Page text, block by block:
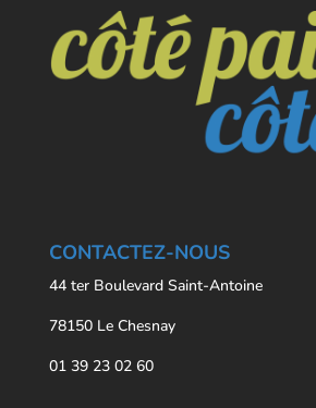
CONTACTEZ-NOUS
44 ter Boulevard Saint-Antoine
78150 Le Chesnay
01 39 23 02 60